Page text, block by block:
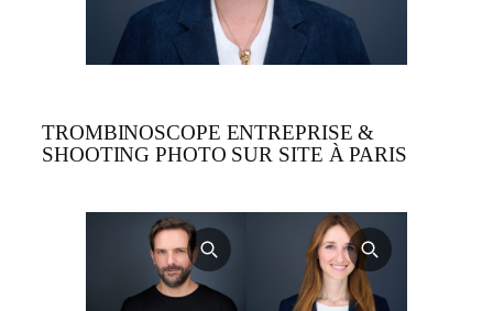
TROMBINOSCOPE ENTREPRISE &
SHOOTING PHOTO SUR SITE À PARIS